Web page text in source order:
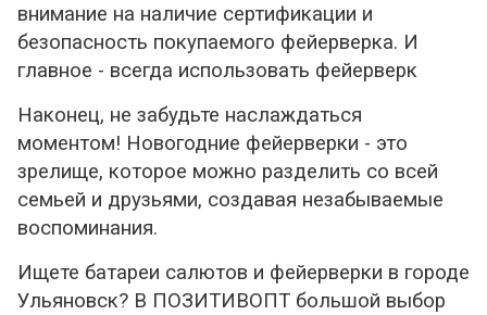
внимание на наличие сертификации и
безопасность покупаемого фейерверка. И
главное - всегда использовать фейерверк
Наконец, не забудьте наслаждаться
моментом! Новогодние фейерверки - это
зрелище, которое можно разделить со всей
семьей и друзьями, создавая незабываемые
воспоминания.
Ищете батареи салютов и фейерверки в городе
Ульяновск? В ПОЗИТИВОПТ большой выбор